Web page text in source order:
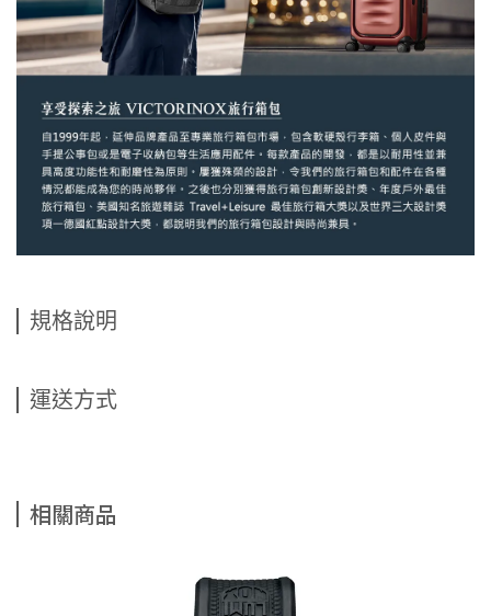
規格說明
運送方式
相關商品